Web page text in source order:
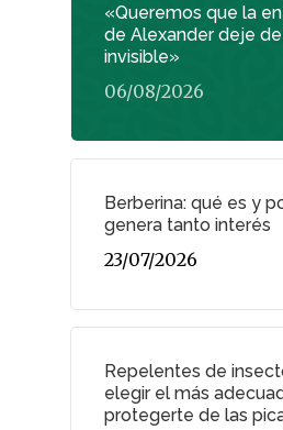
«Queremos que la
de Alexander deje
invisible»
06/08/2026
Berberina: qué es y
genera tanto interés
23/07/2026
Repelentes de
elegir el más
protegerte de las